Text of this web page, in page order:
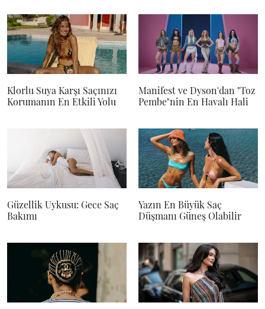
Klorlu Suya Karşı Saçınızı
Korumanın En Etkili Yolu
Manifest ve Dyson'dan "Toz
Pembe"nin En Havalı Hali
Güzellik Uykusu: Gece Saç
Bakımı
Yazın En Büyük Saç
Düşmanı Güneş Olabilir